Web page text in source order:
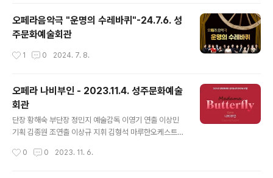
오페라음악극 "운명의 수레바퀴"-24.7.6. 성
주문화예술회관
1 0 2024. 7. 8.
오페라 나비부인 - 2023.11.4. 성주문화예술
회관
단장 황해숙 부단장 정민지 예술감독 이영기 연출 이상민
기획 김종원 조연출 이상규 지휘 김형석 마루한오케스트라
순 샤플레스 김만수 스즈키 김정화 고로 이현영 본조 임경
0 0 2023. 11. 6.